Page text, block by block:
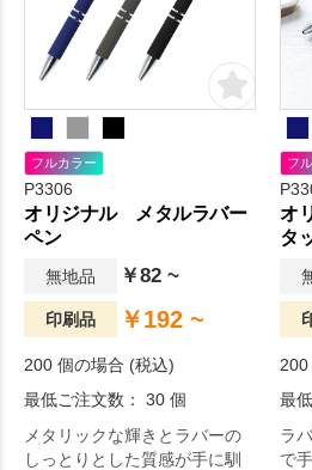
フルカラー
P3306
オリジナル メタルラバー
ペン
無地品 ￥82 ~
印刷品 ￥192 ~
200 個の場合 (税込)
最低ご注文数： 30 個
メタリックな輝きとラバーの
しっとりとした質感が手に馴
フ
オ
タ
最
ラ
で